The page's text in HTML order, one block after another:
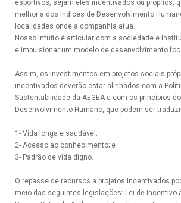
esportivos, sejam eles incentivados ou próprios,
melhoria dos Índices de Desenvolvimento
localidades onde a companhia atua.
Nosso intuito é articular com a sociedade e
e impulsionar um modelo de desenvolvimento
Assim, os investimentos em projetos sociais
incentivados deverão estar alinhados com a
Sustentabilidade da AEGEA e com os princípios
Desenvolvimento Humano, que podem ser
1- Vida longa e saudável;
2- Acesso ao conhecimento; e
3- Padrão de vida digno.
O repasse de recursos a projetos incentivados
meio das seguintes legislações: Lei de Incentivo